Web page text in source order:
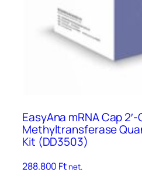
EasyAna mRNA Cap 2′-
Methyltransferase
Kit (DD3503)
288.800 Ft net.